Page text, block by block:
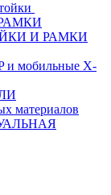
И РАМКИ
и мобильные X-
материалов